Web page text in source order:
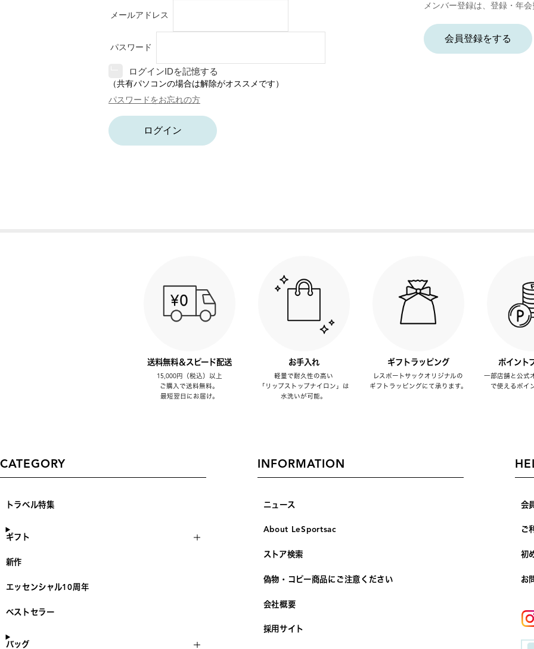
メールアドレス
パスワード
ログインIDを記憶する
（共有パソコンの場合は解除がオススメです）
パスワードをお忘れの方
ログイン
メンバー登録は、登録・年会
会員登録をする
送料無料＆スピード配送
15,000円（税込）以上
ご購入で送料無料。
最短翌日にお届け。
お手入れ
軽量で耐久性の高い
「リップストップナイロン」は
水洗いが可能。
ギフトラッピング
レスポートサックオリジナルの
ギフトラッピングにて承ります。
ポイント
一部店舗と公式
で使えるポイ
CATEGORY
トラベル特集
ギフト
新作
エッセンシャル10周年
ベストセラー
バッグ
INFORMATION
ニュース
About LeSportsac
ストア検索
偽物・コピー商品にご注意ください
会社概要
採用サイト
会
ご
初
お